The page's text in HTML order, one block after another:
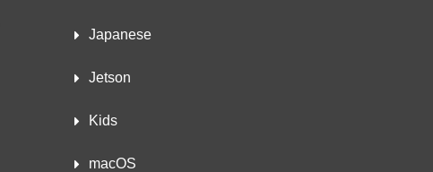
Japanese
Jetson
Kids
macOS